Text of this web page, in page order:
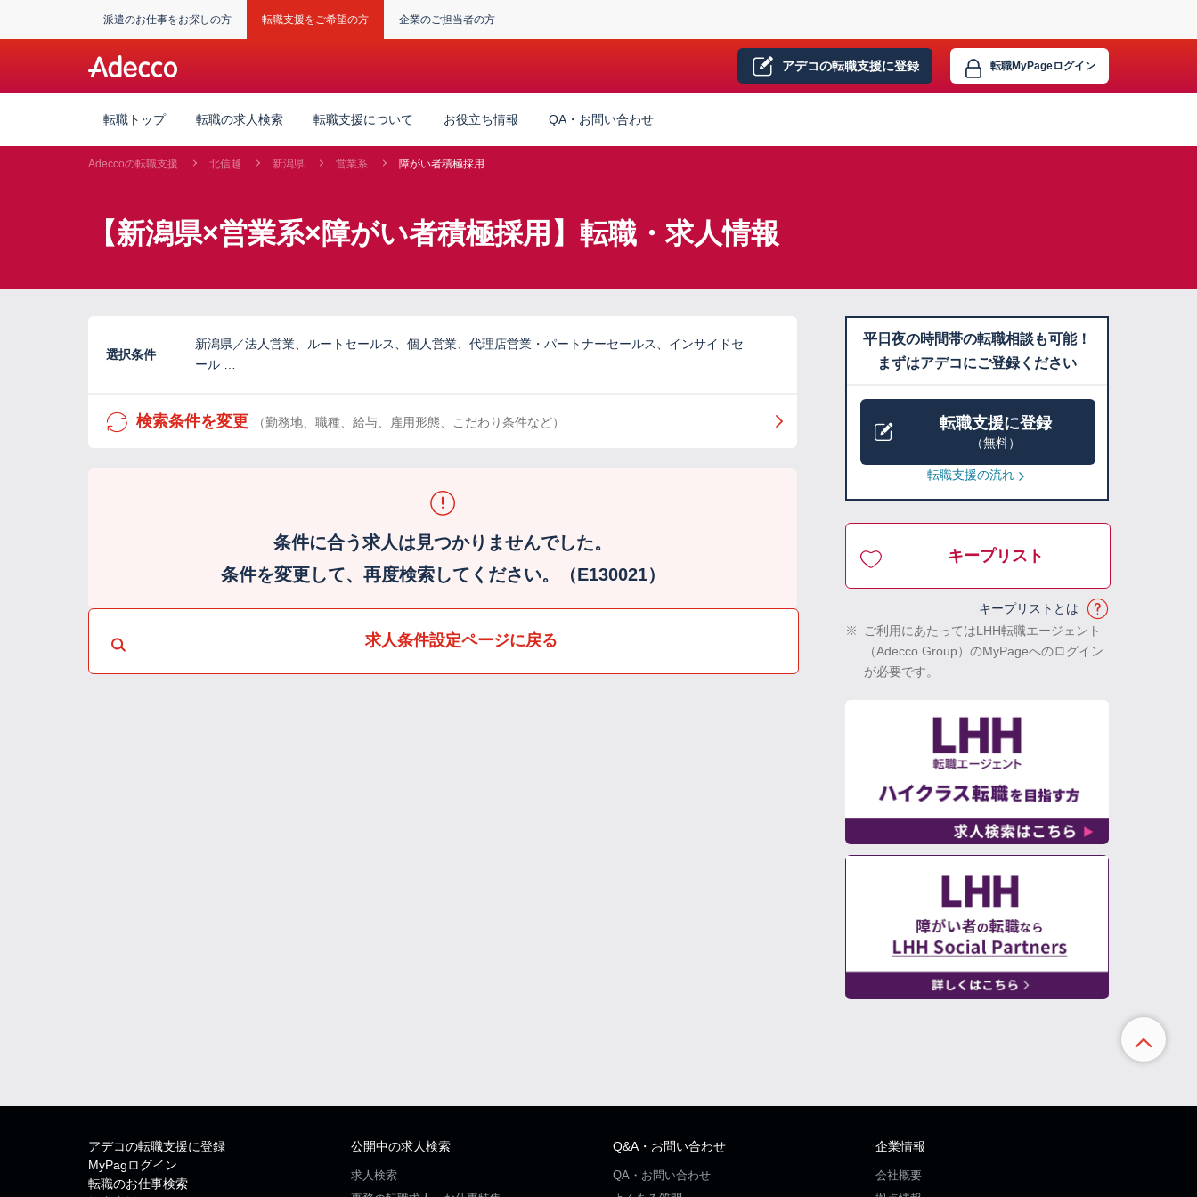
派遣のお仕事をお探しの方 転職支援をご希望の方 企業のご担当者の方
アデコの転職支援に登録 転職MyPageログイン
転職トップ 転職の求人検索 転職支援について お役立ち情報 QA・お問い合わせ
Adeccoの転職支援 北信越 新潟県 営業系 障がい者積極採用
【新潟県×営業系×障がい者積極採用】転職・求人情報
選択条件
新潟県／法人営業、ルートセールス、個人営業、代理店営業・パートナーセールス、インサイドセ
ール …
検索条件を変更 （勤務地、職種、給与、雇用形態、こだわり条件など）
条件に合う求人は見つかりませんでした。
条件を変更して、再度検索してください。（E130021）
求人条件設定ページに戻る
平日夜の時間帯の転職相談も可能！
まずはアデコにご登録ください
転職支援に登録
（無料）
転職支援の流れ
キープリスト
キープリストとは
※
ご利用にあたってはLHH転職エージェント
（Adecco Group）のMyPageへのログイン
が必要です。
アデコの転職支援に登録
MyPagログイン
転職のお仕事検索
公開中の求人検索
求人検索
Q&A・お問い合わせ
QA・お問い合わせ
企業情報
会社概要